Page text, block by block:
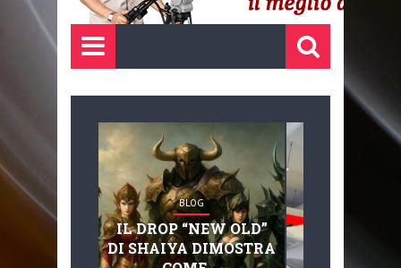
BLOG
IL DROP “NEW OLD”
DI SHAIYA DIMOSTRA